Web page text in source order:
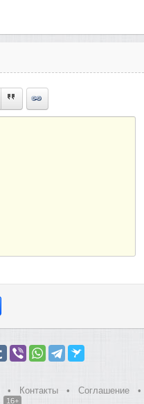
• Контакты • Соглашение
•
16+